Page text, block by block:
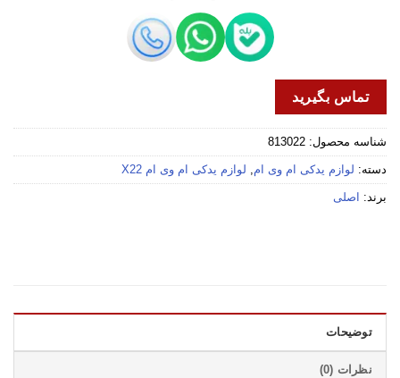
تماس بگیرید
شناسه محصول: 813022
دسته: لوازم یدکی ام وی ام, لوازم یدکی ام وی ام X22
برند: اصلی
توضیحات
نظرات (0)